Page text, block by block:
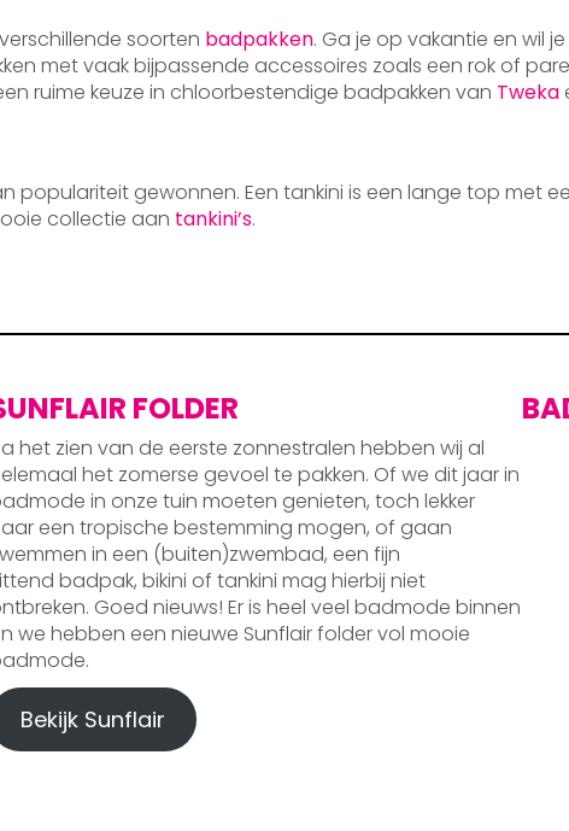
soorten badpakken. Ga je op vakantie en wil
met vaak bijpassende accessoires zoals een rok of
ruime keuze in chloorbestendige badpakken van Tweka
populariteit gewonnen. Een tankini is een lange top met
collectie aan tankini’s.
FOLDER
het zien van de eerste zonnestralen hebben wij al
het zomerse gevoel te pakken. Of we dit jaar in
in onze tuin moeten genieten, toch lekker
een tropische bestemming mogen, of gaan
in een (buiten)zwembad, een fijn
badpak, bikini of tankini mag hierbij niet
Goed nieuws! Er is heel veel badmode binnen
we hebben een nieuwe Sunflair folder vol mooie
Bekijk Sunflair